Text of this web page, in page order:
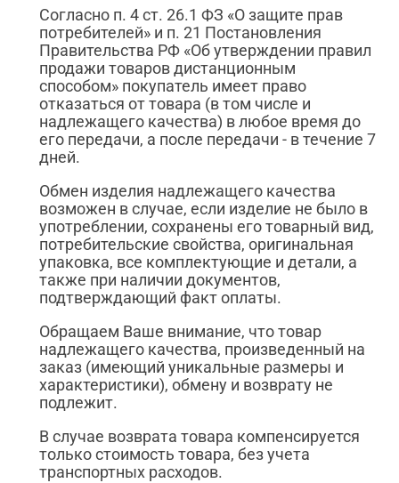
Согласно п. 4 ст. 26.1 ФЗ «О защите прав
потребителей» и п. 21 Постановления
Правительства РФ «Об утверждении правил
продажи товаров дистанционным
способом» покупатель имеет право
отказаться от товара (в том числе и
надлежащего качества) в любое время до
его передачи, а после передачи - в течение 7
дней.
Обмен изделия надлежащего качества
возможен в случае, если изделие не было в
употреблении, сохранены его товарный вид,
потребительские свойства, оригинальная
упаковка, все комплектующие и детали, а
также при наличии документов,
подтверждающий факт оплаты.
Обращаем Ваше внимание, что товар
надлежащего качества, произведенный на
заказ (имеющий уникальные размеры и
характеристики), обмену и возврату не
подлежит.
В случае возврата товара компенсируется
только стоимость товара, без учета
транспортных расходов.